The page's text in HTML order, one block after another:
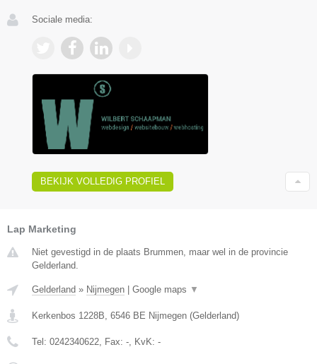
Sociale media:
BEKIJK VOLLEDIG PROFIEL
Lap Marketing
Niet gevestigd in de plaats Brummen, maar wel in de provincie
Gelderland.
Gelderland » Nijmegen Google maps ▼
Kerkenbos 1228B, 6546 BE Nijmegen (Gelderland)
Tel: 0242340622, Fax: -, KvK: -